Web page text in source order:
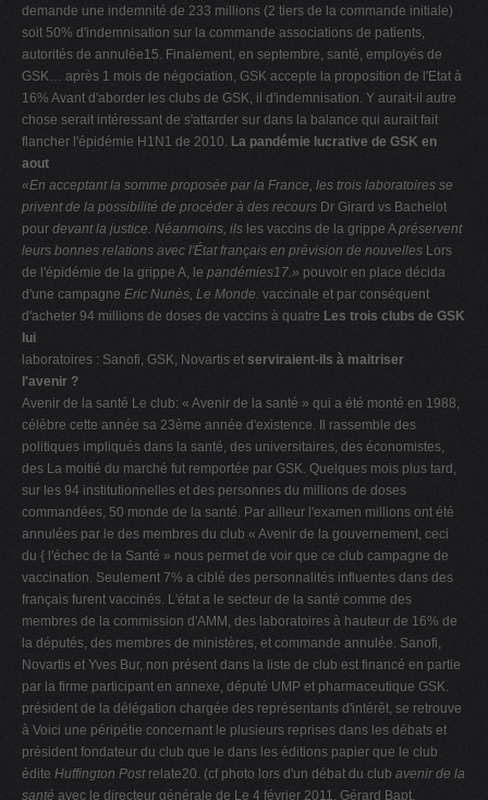
demande une indemnité de 233 millions (2 tiers de la commande initiale)
soit 50% d'indemnisation sur la commande associations de patients,
autorités de annulée15. Finalement, en septembre, santé, employés de
GSK… après 1 mois de négociation, GSK accepte la proposition de l'Etat à
16% Avant d'aborder les clubs de GSK, il d'indemnisation. Y aurait-il autre
chose serait intéressant de s'attarder sur dans la balance qui aurait fait
flancher l'épidémie H1N1 de 2010. La pandémie lucrative de GSK en
aout
«En acceptant la somme proposée par la France, les trois laboratoires se
privent de la possibilité de procéder à des recours Dr Girard vs Bachelot
pour devant la justice. Néanmoins, ils les vaccins de la grippe Apréservent
leurs bonnes relations avec l'État français en prévision de nouvelles Lors
de l'épidémie de la grippe A, le pandémies17.» pouvoir en place décida
d'une campagne Eric Nunès, Le Monde. vaccinale et par conséquent
d'acheter 94 millions de doses de vaccins à quatre Les trois clubs de GSK
lui
laboratoires : Sanofi, GSK, Novartis et serviraient-ils à maitriser
l'avenir ?
Avenir de la santé Le club: « Avenir de la santé » qui a été monté en 1988,
célèbre cette année sa 23ème année d'existence. Il rassemble des
politiques impliqués dans la santé, des universitaires, des économistes,
des La moitié du marché fut remportée par GSK. Quelques mois plus tard,
sur les 94 institutionnelles et des personnes du millions de doses
commandées, 50 monde de la santé. Par ailleur l'examen millions ont été
annulées par le des membres du club « Avenir de la gouvernement, ceci
du { l'échec de la Santé » nous permet de voir que ce club campagne de
vaccination. Seulement 7% a ciblé des personnalités influentes dans des
français furent vaccinés. L'état a le secteur de la santé comme des
membres de la commission d'AMM, des laboratoires à hauteur de 16% de
la députés, des membres de ministères, et commande annulée. Sanofi,
Novartis et Yves Bur, non présent dans la liste de club est financé en partie
par la firme participant en annexe, député UMP et pharmaceutique GSK.
président de la délégation chargée des représentants d'intérêt, se retrouve
à Voici une péripétie concernant le plusieurs reprises dans les débats et
président fondateur du club que le dans les éditions papier que le club
édite Huffington Postrelate20. (cf photo lors d'un débat du club avenirde la
santé avec le directeur générale de Le 4 février 2011, Gérard Bapt,